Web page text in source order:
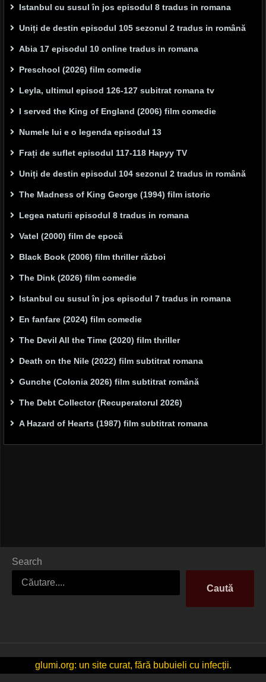
Istanbul cu susul în jos episodul 8 tradus in romana
Uniți de destin episodul 105 sezonul 2 tradus in română
Abia 17 episodul 10 online tradus in romana
Preschool (2026) film comedie
Leyla, ultimul episod 126-127 subitrat romana tv
I served the King of England (2006) film comedie
Numele lui e o legenda episodul 13
Frați de suflet episodul 117-118 Hapyy TV
Uniți de destin episodul 104 sezonul 2 tradus in română
The Madness of King George (1994) film istoric
Legea naturii episodul 8 tradus in romana
Vatel (2000) film de epocă
Black Book (2006) film thriller război
The Dink (2026) film comedie
Istanbul cu susul în jos episodul 7 tradus in romana
En fanfare (2024) film comedie
The Devil All the Time (2020) film thriller
Death on the Nile (2022) film subtitrat romana
Gunche (Colonia 2026) film subtitrat română
The Debt Collector (Recuperatorul 2026)
A Hazard of Hearts (1987) film subtitrat romana
Search
Caută
glumi.org: un site curat, fără bubuieli cu infecții.